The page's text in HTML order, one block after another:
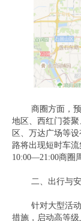
商圈方面，
地区、西红门荟
区、万达广场等
路将出现短时车
10:00—21:00商圈
二、出行与
针对大型活
措施，启动高等